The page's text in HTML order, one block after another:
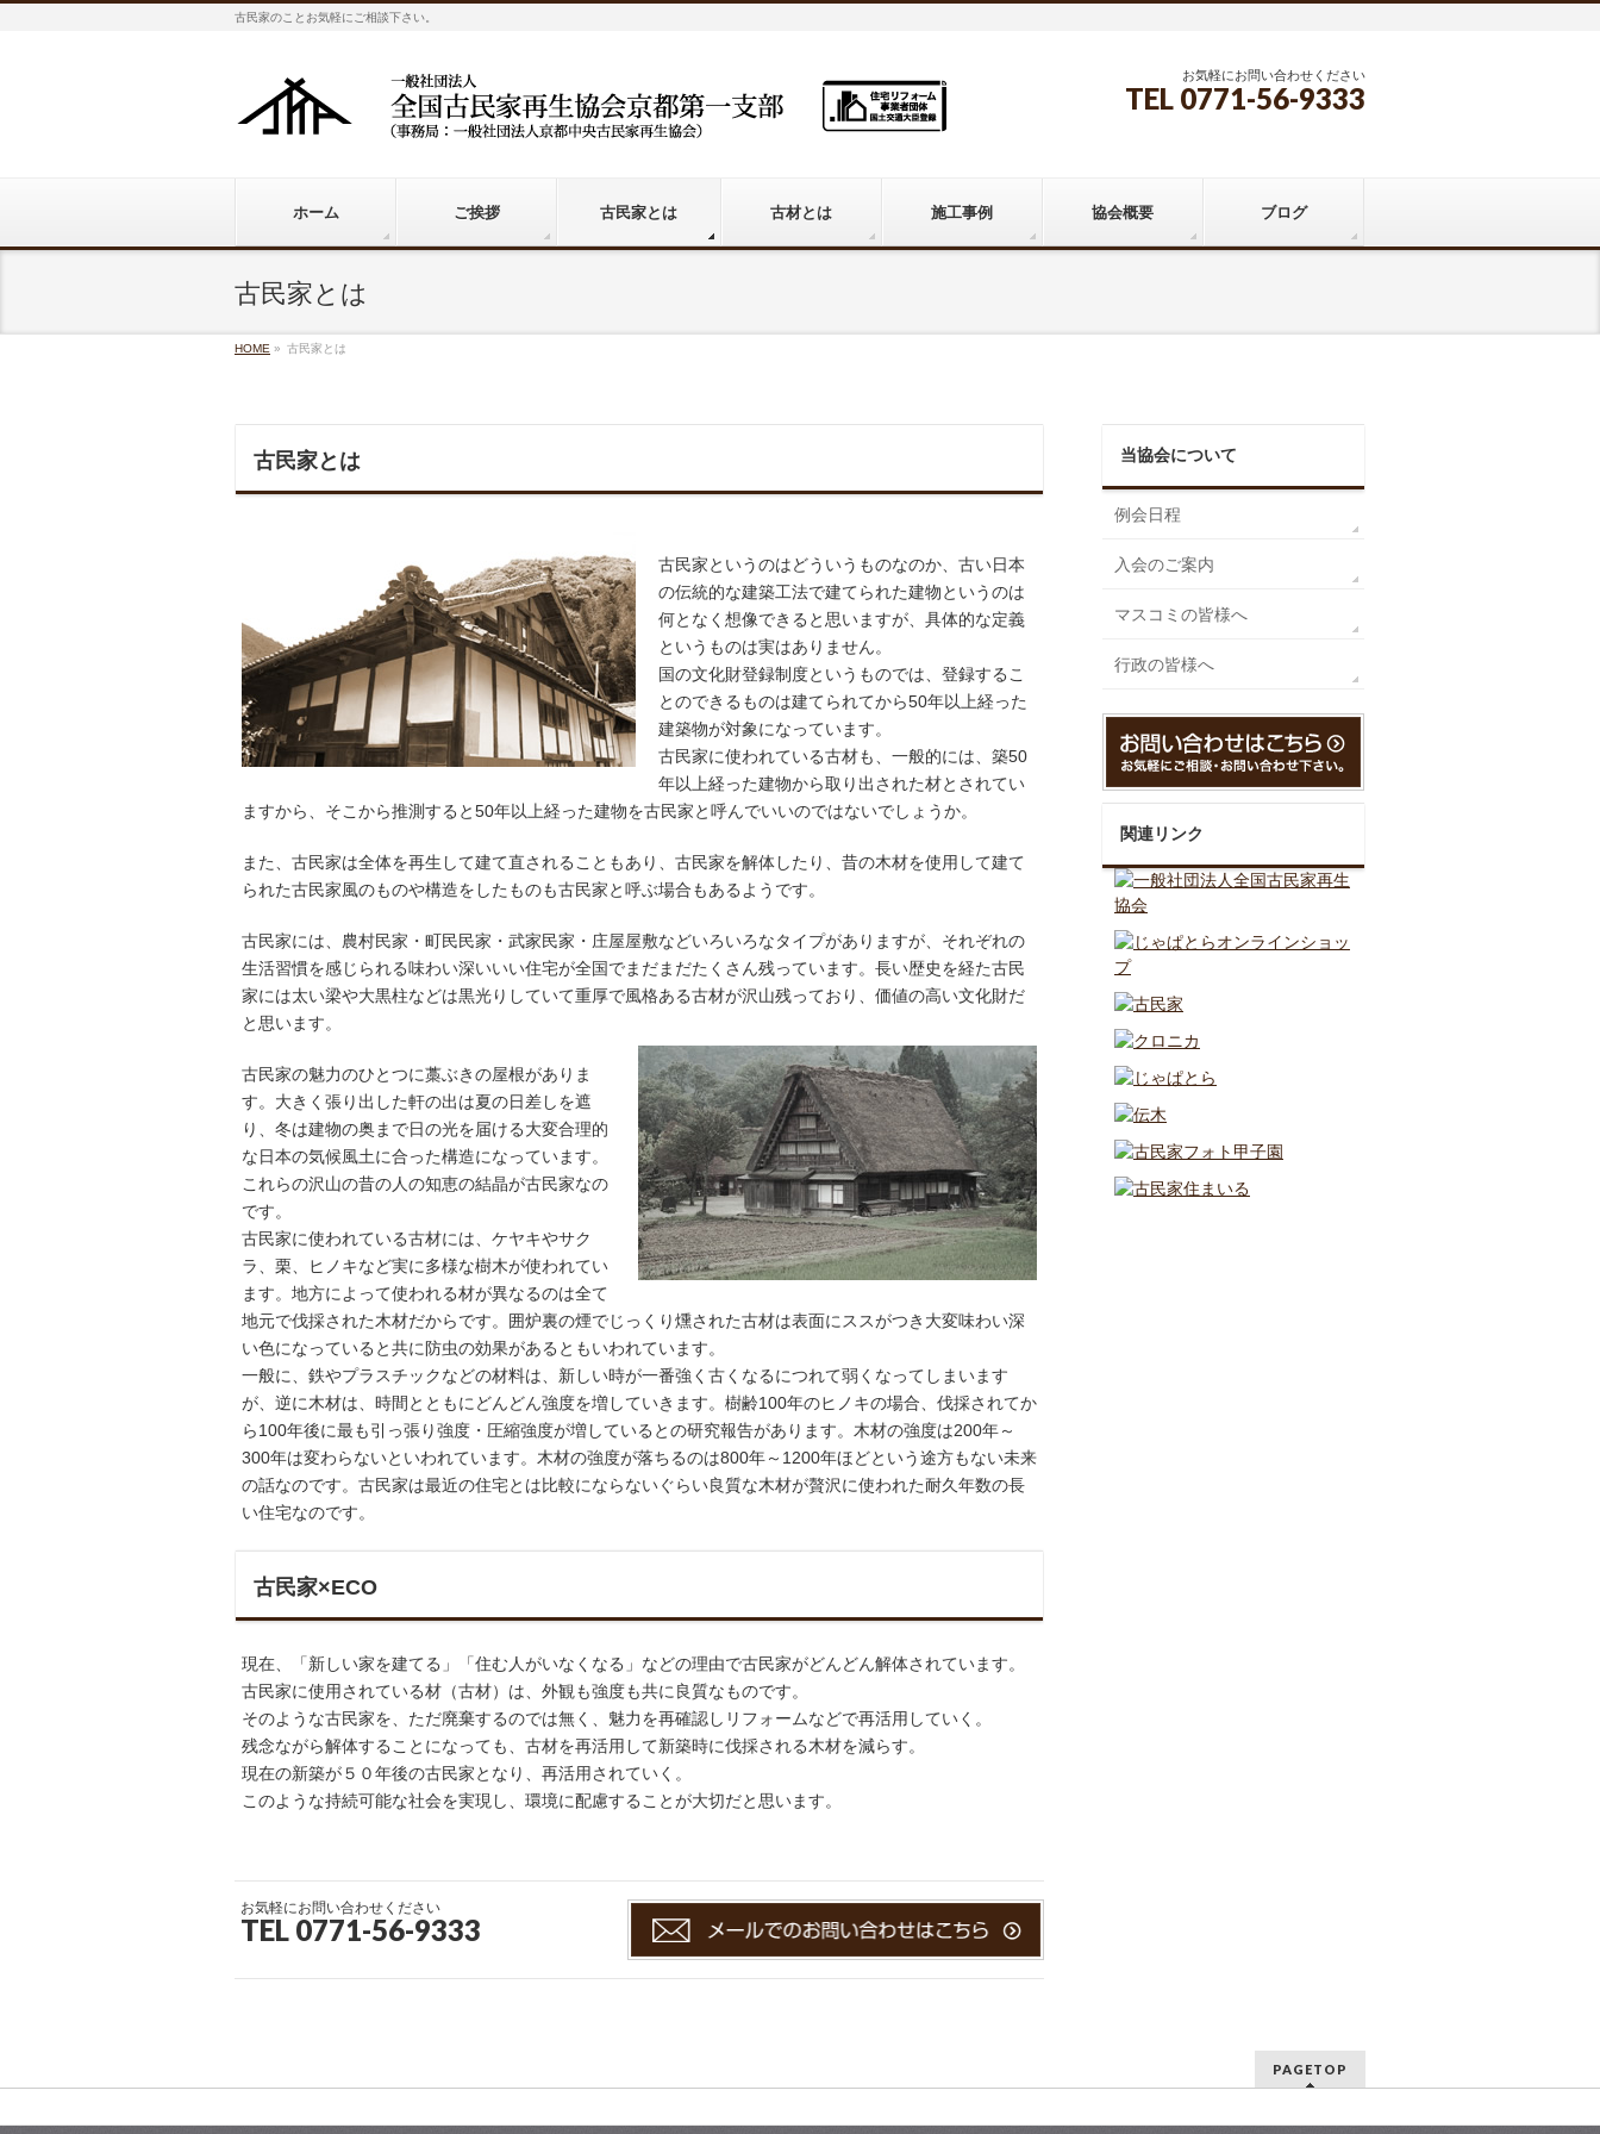
古民家のことお気軽にご相談下さい。
お気軽にお問い合わせください
TEL 0771-56-9333
ホーム ご挨拶 古民家とは 古材とは 施工事例 協会概要 ブログ
古民家とは
HOME » 古民家とは
古民家とは
古民家というのはどういうものなのか、古い日本
の伝統的な建築工法で建てられた建物というのは
何となく想像できると思いますが、具体的な定義
というものは実はありません。
国の文化財登録制度というものでは、登録するこ
とのできるものは建てられてから50年以上経った
建築物が対象になっています。
古民家に使われている古材も、一般的には、築50
年以上経った建物から取り出された材とされてい
ますから、そこから推測すると50年以上経った建物を古民家と呼んでいいのではないでしょうか。
また、古民家は全体を再生して建て直されることもあり、古民家を解体したり、昔の木材を使用して建て
られた古民家風のものや構造をしたものも古民家と呼ぶ場合もあるようです。
古民家には、農村民家・町民民家・武家民家・庄屋屋敷などいろいろなタイプがありますが、それぞれの
生活習慣を感じられる味わい深いいい住宅が全国でまだまだたくさん残っています。長い歴史を経た古民
家には太い梁や大黒柱などは黒光りしていて重厚で風格ある古材が沢山残っており、価値の高い文化財だ
と思います。
古民家の魅力のひとつに藁ぶきの屋根がありま
す。大きく張り出した軒の出は夏の日差しを遮
り、冬は建物の奥まで日の光を届ける大変合理的
な日本の気候風土に合った構造になっています。
これらの沢山の昔の人の知恵の結晶が古民家なの
です。
古民家に使われている古材には、ケヤキやサク
ラ、栗、ヒノキなど実に多様な樹木が使われてい
ます。地方によって使われる材が異なるのは全て
地元で伐採された木材だからです。囲炉裏の煙でじっくり燻された古材は表面にススがつき大変味わい深
い色になっていると共に防虫の効果があるともいわれています。
一般に、鉄やプラスチックなどの材料は、新しい時が一番強く古くなるにつれて弱くなってしまいます
が、逆に木材は、時間とともにどんどん強度を増していきます。樹齢100年のヒノキの場合、伐採されてか
ら100年後に最も引っ張り強度・圧縮強度が増しているとの研究報告があります。木材の強度は200年～
300年は変わらないといわれています。木材の強度が落ちるのは800年～1200年ほどという途方もない未来
の話なのです。古民家は最近の住宅とは比較にならないぐらい良質な木材が贅沢に使われた耐久年数の長
い住宅なのです。
古民家×ECO
現在、「新しい家を建てる」「住む人がいなくなる」などの理由で古民家がどんどん解体されています。
古民家に使用されている材（古材）は、外観も強度も共に良質なものです。
そのような古民家を、ただ廃棄するのでは無く、魅力を再確認しリフォームなどで再活用していく。
残念ながら解体することになっても、古材を再活用して新築時に伐採される木材を減らす。
現在の新築が５０年後の古民家となり、再活用されていく。
このような持続可能な社会を実現し、環境に配慮することが大切だと思います。
お気軽にお問い合わせください
TEL 0771-56-9333
当協会について
例会日程
入会のご案内
マスコミの皆様へ
行政の皆様へ
関連リンク
PAGETOP